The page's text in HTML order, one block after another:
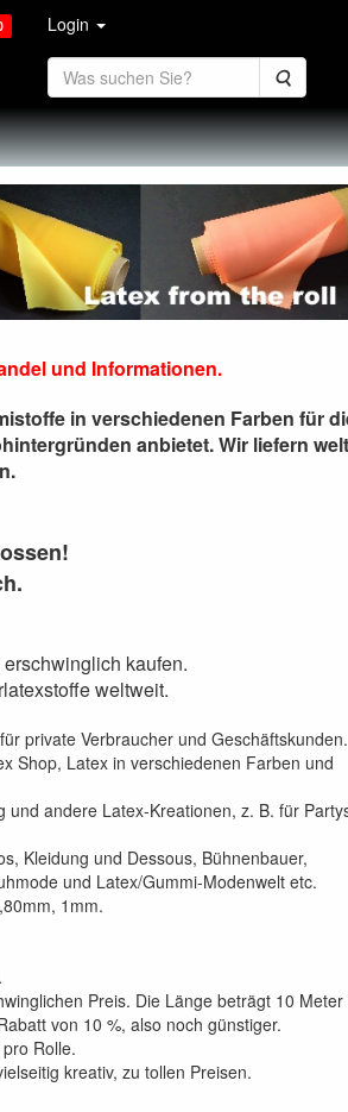
Login
Suche
und Informationen.
in verschiedenen Farben für
anbietet. Wir liefern
kaufen.
weltweit.
private Verbraucher und Geschäftskunden.
Shop, Latex in verschiedenen Farben und
andere Latex-Kreationen, z. B. für
Kleidung und Dessous, Bühnenbauer,
und Latex/Gummi-Modenwelt etc.
1mm.
Preis. Die Länge beträgt 10 Meter
von 10 %, also noch günstiger.
Rolle.
kreativ, zu tollen Preisen.